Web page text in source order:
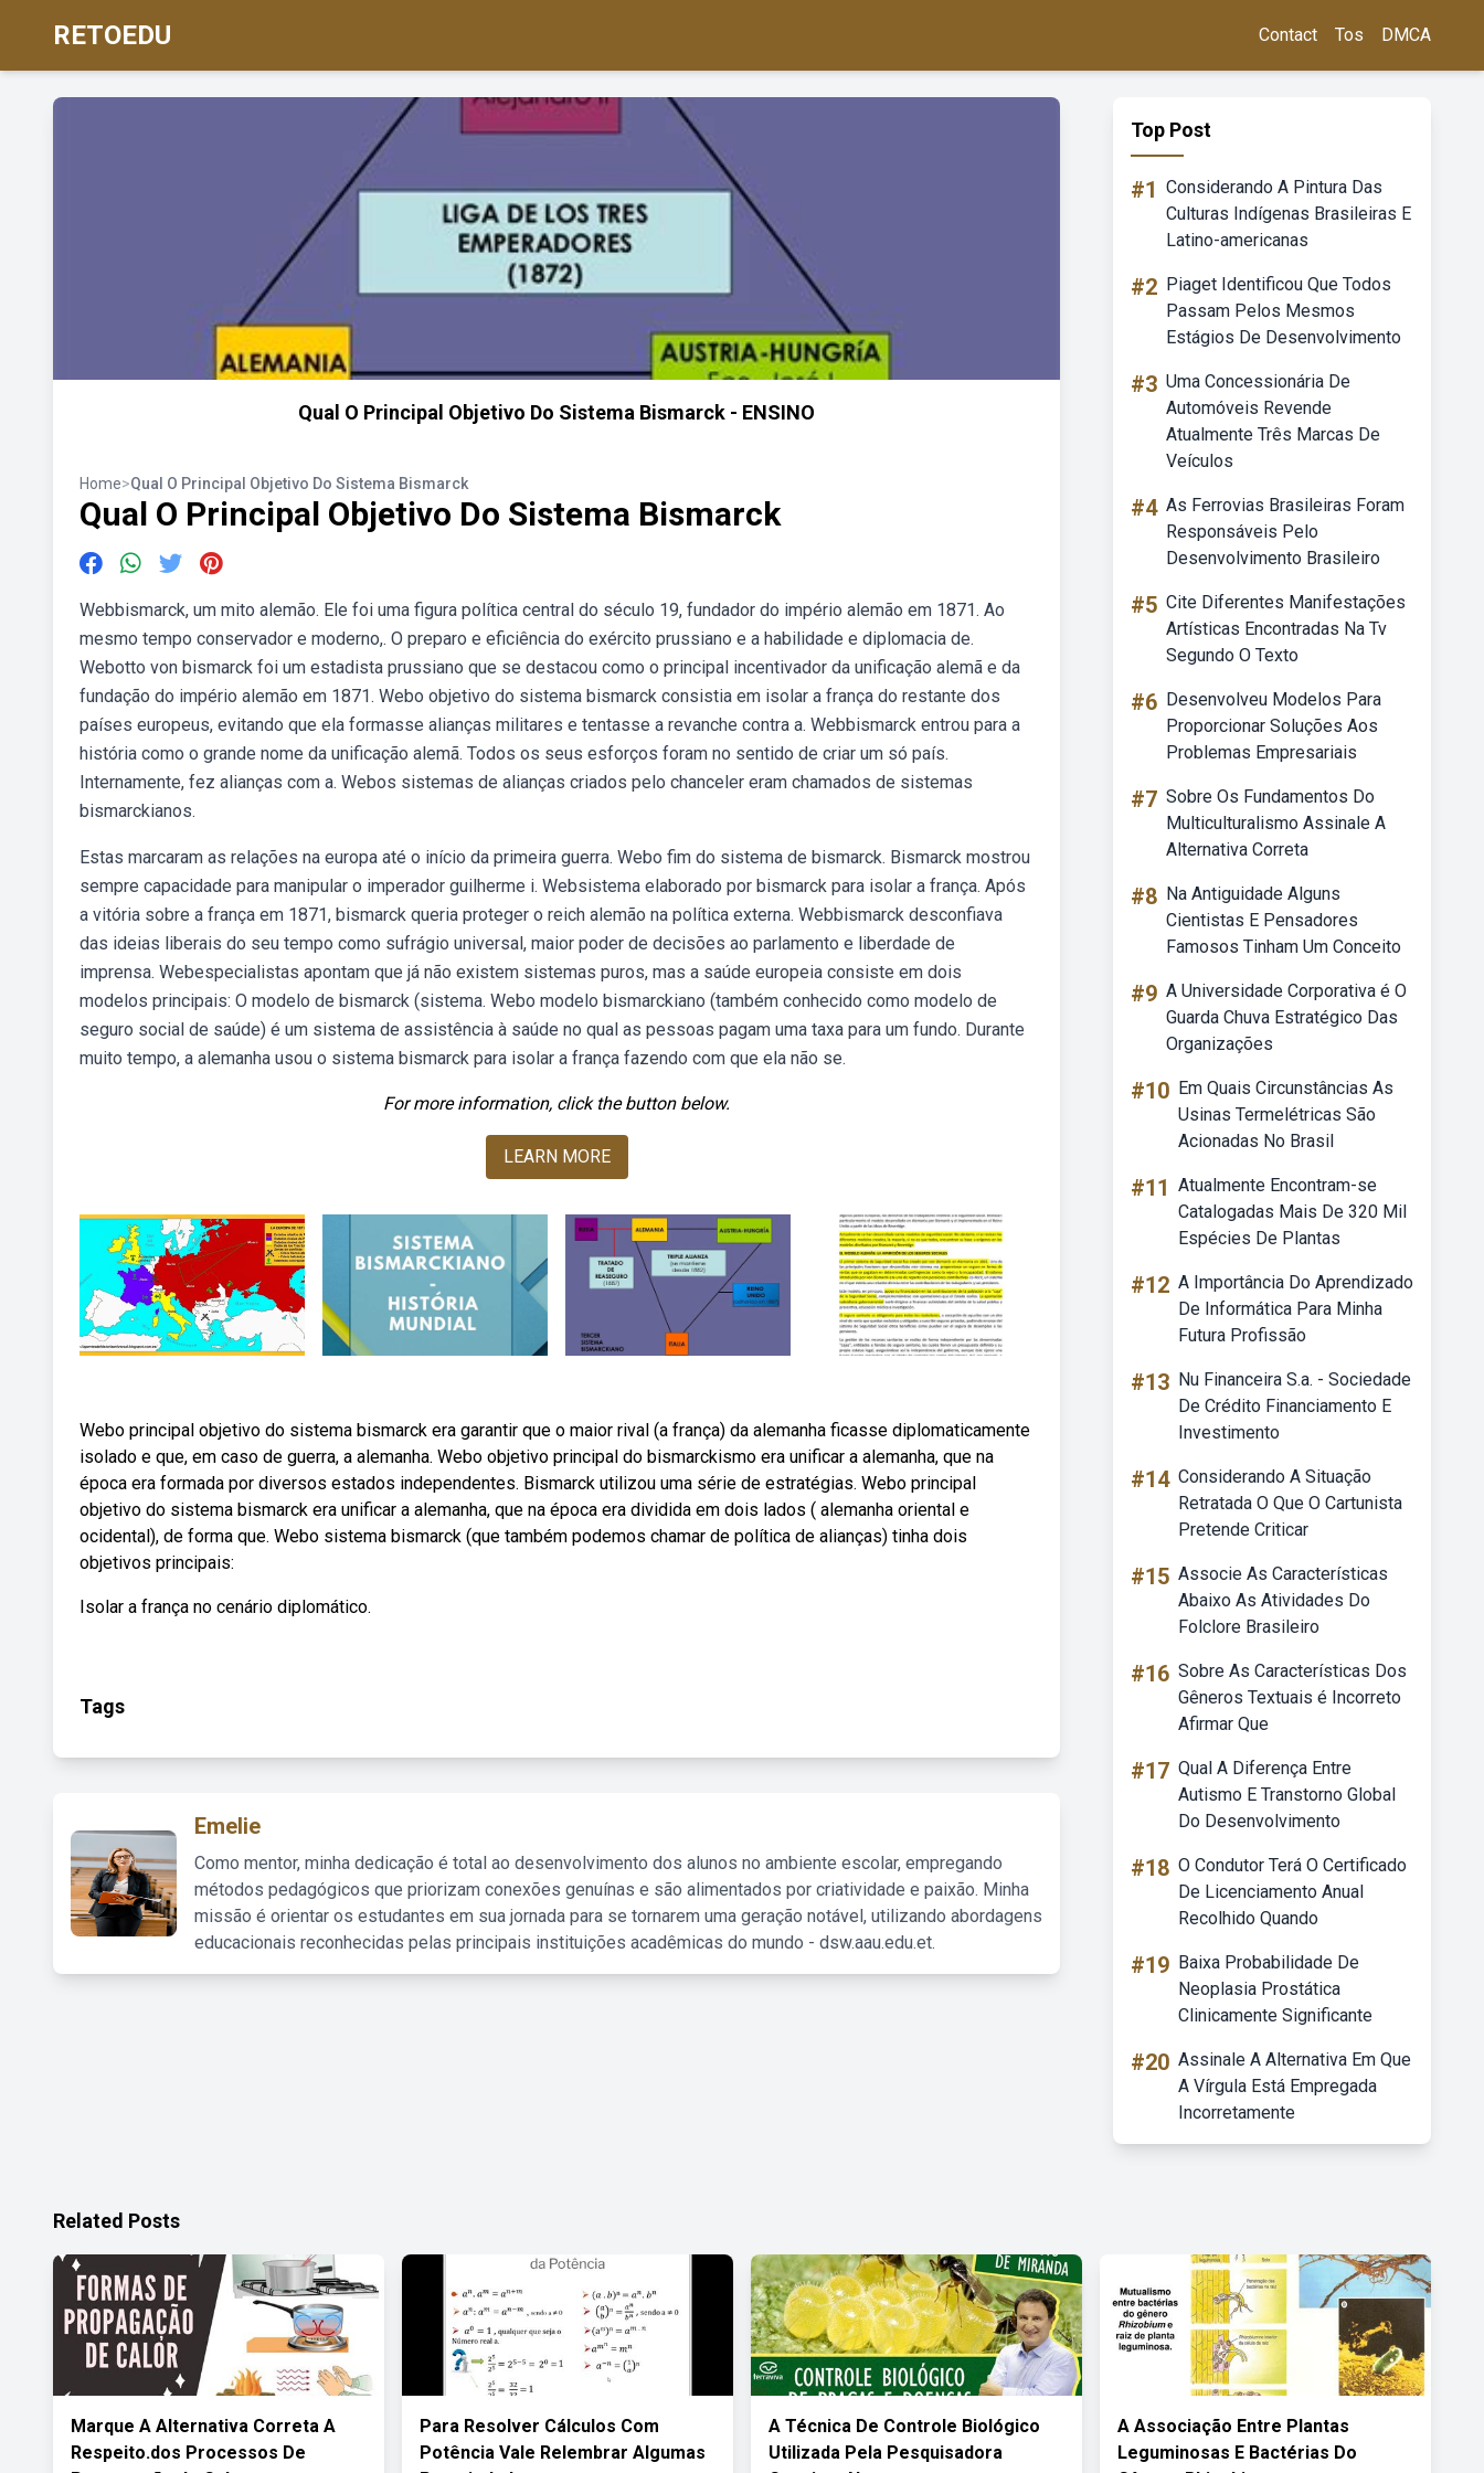
RETOEDU Contact Tos DMCA
Qual O Principal Objetivo Do Sistema Bismarck - ENSINO
Home>Qual O Principal Objetivo Do Sistema Bismarck
Qual O Principal Objetivo Do Sistema Bismarck
Webbismarck, um mito alemão. Ele foi uma figura política central do século 19, fundador do império alemão em 1871. Ao
mesmo tempo conservador e moderno,. O preparo e eficiência do exército prussiano e a habilidade e diplomacia de.
Webotto von bismarck foi um estadista prussiano que se destacou como o principal incentivador da unificação alemã e da
fundação do império alemão em 1871. Webo objetivo do sistema bismarck consistia em isolar a frança do restante dos
países europeus, evitando que ela formasse alianças militares e tentasse a revanche contra a. Webbismarck entrou para a
história como o grande nome da unificação alemã. Todos os seus esforços foram no sentido de criar um só país.
Internamente, fez alianças com a. Webos sistemas de alianças criados pelo chanceler eram chamados de sistemas
bismarckianos.
Estas marcaram as relações na europa até o início da primeira guerra. Webo fim do sistema de bismarck. Bismarck mostrou
sempre capacidade para manipular o imperador guilherme i. Websistema elaborado por bismarck para isolar a frança. Após
a vitória sobre a frança em 1871, bismarck queria proteger o reich alemão na política externa. Webbismarck desconfiava
das ideias liberais do seu tempo como sufrágio universal, maior poder de decisões ao parlamento e liberdade de
imprensa. Webespecialistas apontam que já não existem sistemas puros, mas a saúde europeia consiste em dois
modelos principais: O modelo de bismarck (sistema. Webo modelo bismarckiano (também conhecido como modelo de
seguro social de saúde) é um sistema de assistência à saúde no qual as pessoas pagam uma taxa para um fundo. Durante
muito tempo, a alemanha usou o sistema bismarck para isolar a frança fazendo com que ela não se.
For more information, click the button below.
LEARN MORE
Webo principal objetivo do sistema bismarck era garantir que o maior rival (a frança) da alemanha ficasse diplomaticamente
isolado e que, em caso de guerra, a alemanha. Webo objetivo principal do bismarckismo era unificar a alemanha, que na
época era formada por diversos estados independentes. Bismarck utilizou uma série de estratégias. Webo principal
objetivo do sistema bismarck era unificar a alemanha, que na época era dividida em dois lados ( alemanha oriental e
ocidental), de forma que. Webo sistema bismarck (que também podemos chamar de política de alianças) tinha dois
objetivos principais:
Isolar a frança no cenário diplomático.
Tags
Emelie
Como mentor, minha dedicação é total ao desenvolvimento dos alunos no ambiente escolar, empregando
métodos pedagógicos que priorizam conexões genuínas e são alimentados por criatividade e paixão. Minha
missão é orientar os estudantes em sua jornada para se tornarem uma geração notável, utilizando abordagens
educacionais reconhecidas pelas principais instituições acadêmicas do mundo - dsw.aau.edu.et.
Top Post
#1 Considerando A Pintura Das
Culturas Indígenas Brasileiras E
Latino-americanas
#2 Piaget Identificou Que Todos
Passam Pelos Mesmos
Estágios De Desenvolvimento
#3 Uma Concessionária De
Automóveis Revende
Atualmente Três Marcas De
Veículos
#4 As Ferrovias Brasileiras Foram
Responsáveis Pelo
Desenvolvimento Brasileiro
#5 Cite Diferentes Manifestações
Artísticas Encontradas Na Tv
Segundo O Texto
#6 Desenvolveu Modelos Para
Proporcionar Soluções Aos
Problemas Empresariais
#7 Sobre Os Fundamentos Do
Multiculturalismo Assinale A
Alternativa Correta
#8 Na Antiguidade Alguns
Cientistas E Pensadores
Famosos Tinham Um Conceito
#9 A Universidade Corporativa é O
Guarda Chuva Estratégico Das
Organizações
#10 Em Quais Circunstâncias As
Usinas Termelétricas São
Acionadas No Brasil
#11 Atualmente Encontram-se
Catalogadas Mais De 320 Mil
Espécies De Plantas
#12 A Importância Do Aprendizado
De Informática Para Minha
Futura Profissão
#13 Nu Financeira S.a. - Sociedade
De Crédito Financiamento E
Investimento
#14 Considerando A Situação
Retratada O Que O Cartunista
Pretende Criticar
#15 Associe As Características
Abaixo As Atividades Do
Folclore Brasileiro
#16 Sobre As Características Dos
Gêneros Textuais é Incorreto
Afirmar Que
#17 Qual A Diferença Entre
Autismo E Transtorno Global
Do Desenvolvimento
#18 O Condutor Terá O Certificado
De Licenciamento Anual
Recolhido Quando
#19 Baixa Probabilidade De
Neoplasia Prostática
Clinicamente Significante
#20 Assinale A Alternativa Em Que
A Vírgula Está Empregada
Incorretamente
Related Posts
Marque A Alternativa Correta A
Respeito.dos Processos De
Para Resolver Cálculos Com
Potência Vale Relembrar Algumas
A Técnica De Controle Biológico
Utilizada Pela Pesquisadora
A Associação Entre Plantas
Leguminosas E Bactérias Do